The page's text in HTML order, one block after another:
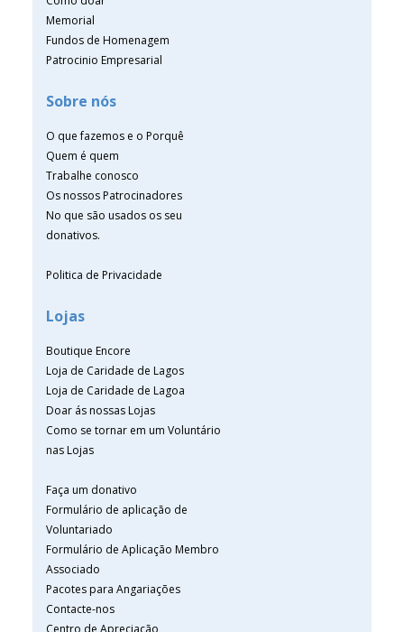
Memorial
Fundos de Homenagem
Patrocinio Empresarial
Sobre nós
O que fazemos e o Porquê
Quem é quem
Trabalhe conosco
Os nossos Patrocinadores
No que são usados os seu
donativos.
Politica de Privacidade
Lojas
Boutique Encore
Loja de Caridade de Lagos
Loja de Caridade de Lagoa
Doar ás nossas Lojas
Como se tornar em um Voluntário
nas Lojas
Faça um donativo
Formulário de aplicação de
Voluntariado
Formulário de Aplicação Membro
Associado
Pacotes para Angariações
Contacte-nos